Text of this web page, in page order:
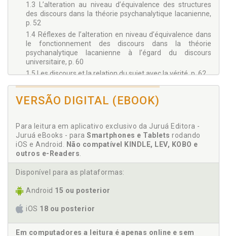
1.3 L’alteration au niveau d’équivalence des structures
des discours dans la théorie psychanalytique lacanienne,
p. 52
1.4 Réflexes de l’alteration en niveau d’équivalence dans
le fonctionnement des discours dans la théorie
psychanalytique lacanienne à l’égard du discours
universitaire, p. 60
1.5 Les discours et la relation du sujet avec la vérité, p. 62
Chapitre 2 - Le phénomène du transfert dans la théorie
psychanalytique un aperçu historique du concept, p. 65
2.1 Chez freud, p. 65
2.3 Le transfert comme une expérience dialectique, p. 74
Chapitre 3 - La subjectivité dans la théorie psychanalytique, p.
77
3.1 Limitations épistémologiques, p. 77
3.2 Le corps pour la psychanalyse, p. 80
3.4 L’identification pour la psychanalyse, p. 83
3.4.1 La conception freudienne, p. 84
3.5 La loi comme signifiant, p. 86
VERSÃO DIGITAL (EBOOK)
Para leitura em aplicativo exclusivo da Juruá Editora -
Juruá eBooks - para Smartphones e Tablets rodando
iOS e Android. Não compatível KINDLE, LEV, KOBO e
outros e-Readers.
Disponível para as plataformas:
Android 15 ou posterior
iOS 18 ou posterior
Em computadores a leitura é apenas online e sem